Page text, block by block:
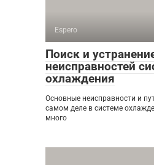
Espero
Поиск и
неисправностей
охлаждения
Основные неисправности и
самом деле в системе
много